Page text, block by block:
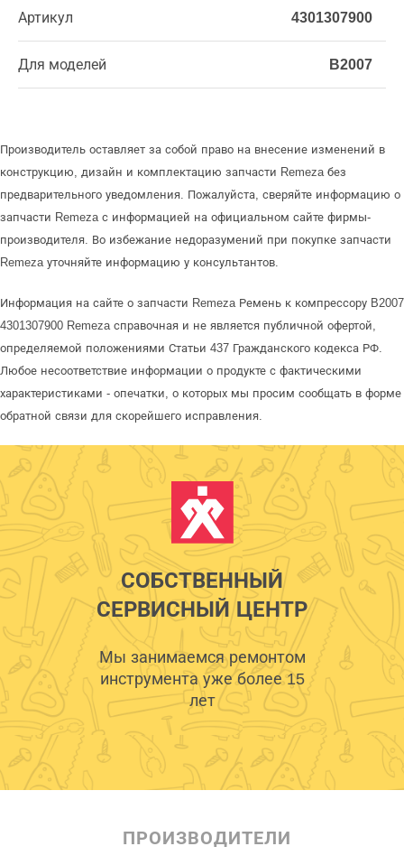
Артикул 4301307900
Для моделей B2007
Производитель оставляет за собой право на внесение изменений в
конструкцию, дизайн и комплектацию запчасти Remeza без
предварительного уведомления. Пожалуйста, сверяйте информацию о
запчасти Remeza с информацией на официальном сайте фирмы-
производителя. Во избежание недоразумений при покупке запчасти
Remeza уточняйте информацию у консультантов.
Информация на сайте о запчасти Remeza Ремень к компрессору B2007
4301307900 Remeza справочная и не является публичной офертой,
определяемой положениями Статьи 437 Гражданского кодекса РФ.
Любое несоответствие информации о продукте с фактическими
характеристиками - опечатки, о которых мы просим сообщать в форме
обратной связи для скорейшего исправления.
СОБСТВЕННЫЙ
СЕРВИСНЫЙ ЦЕНТР
Мы занимаемся ремонтом
инструмента уже более 15
лет
ПРОИЗВОДИТЕЛИ